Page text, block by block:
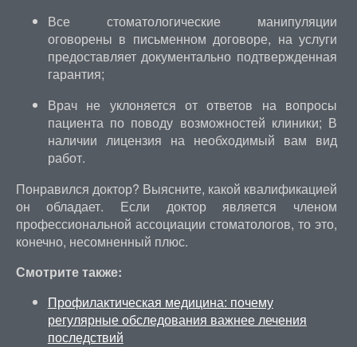
Все стоматологические манипуляции
оговорены в письменном договоре, на услуги
предоставляет документально подтвержденная
гарантия;
Врач не уклоняется от ответов на вопросы
пациента по поводу возможностей клиники; В
наличии лицензия на необходимый вам вид
работ.
Понравился доктор? Выясните, какой квалификацией
он обладает. Если доктор является членом
профессиональной ассоциации стоматологов, то это,
конечно, несомненный плюс.
Смотрите также:
Профилактическая медицина: почему
регулярные обследования важнее лечения
последствий